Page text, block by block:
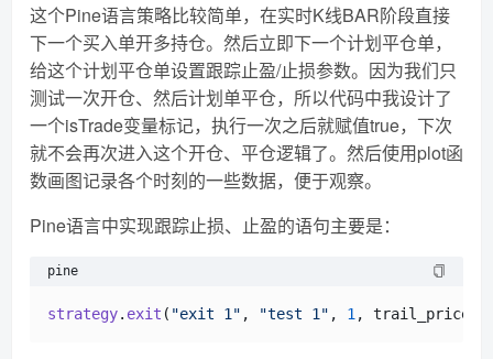
这个Pine语言策略比较简单，在实时K线BAR阶段直接
下一个买入单开多持仓。然后立即下一个计划平仓单，
给这个计划平仓单设置跟踪止盈/止损参数。因为我们只
测试一次开仓、然后计划单平仓，所以代码中我设计了
一个isTrade变量标记，执行一次之后就赋值true，下次
就不会再次进入这个开仓、平仓逻辑了。然后使用plot函
数画图记录各个时刻的一些数据，便于观察。
Pine语言中实现跟踪止损、止盈的语句主要是：
pine
strategy. exit ( "exit 1" , "test 1" , 1 , trail_price=